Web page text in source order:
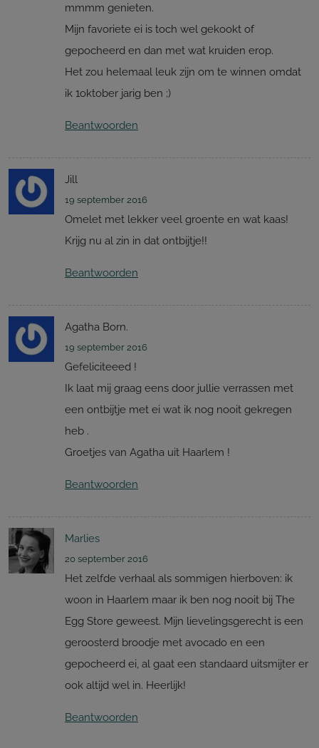
mmmm genieten.
Mijn favoriete ei is toch wel gekookt of
gepocheerd en dan met wat kruiden erop.
Het zou helemaal leuk zijn om te winnen omdat
ik 1oktober jarig ben ;)
Beantwoorden
Jill
19 september 2016
Omelet met lekker veel groente en wat kaas!
Krijg nu al zin in dat ontbijtje!!
Beantwoorden
Agatha Born.
19 september 2016
Gefeliciteeed !
Ik laat mij graag eens door jullie verrassen met
een ontbijtje met ei wat ik nog nooit gekregen
heb .
Groetjes van Agatha uit Haarlem !
Beantwoorden
Marlies
20 september 2016
Het zelfde verhaal als sommigen hierboven: ik
woon in Haarlem maar ik ben nog nooit bij The
Egg Store geweest. Mijn lievelingsgerecht is een
geroosterd broodje met avocado en een
gepocheerd ei, al gaat een standaard uitsmijter er
ook altijd wel in. Heerlijk!
Beantwoorden